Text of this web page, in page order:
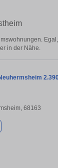
in der Nähe.
68163